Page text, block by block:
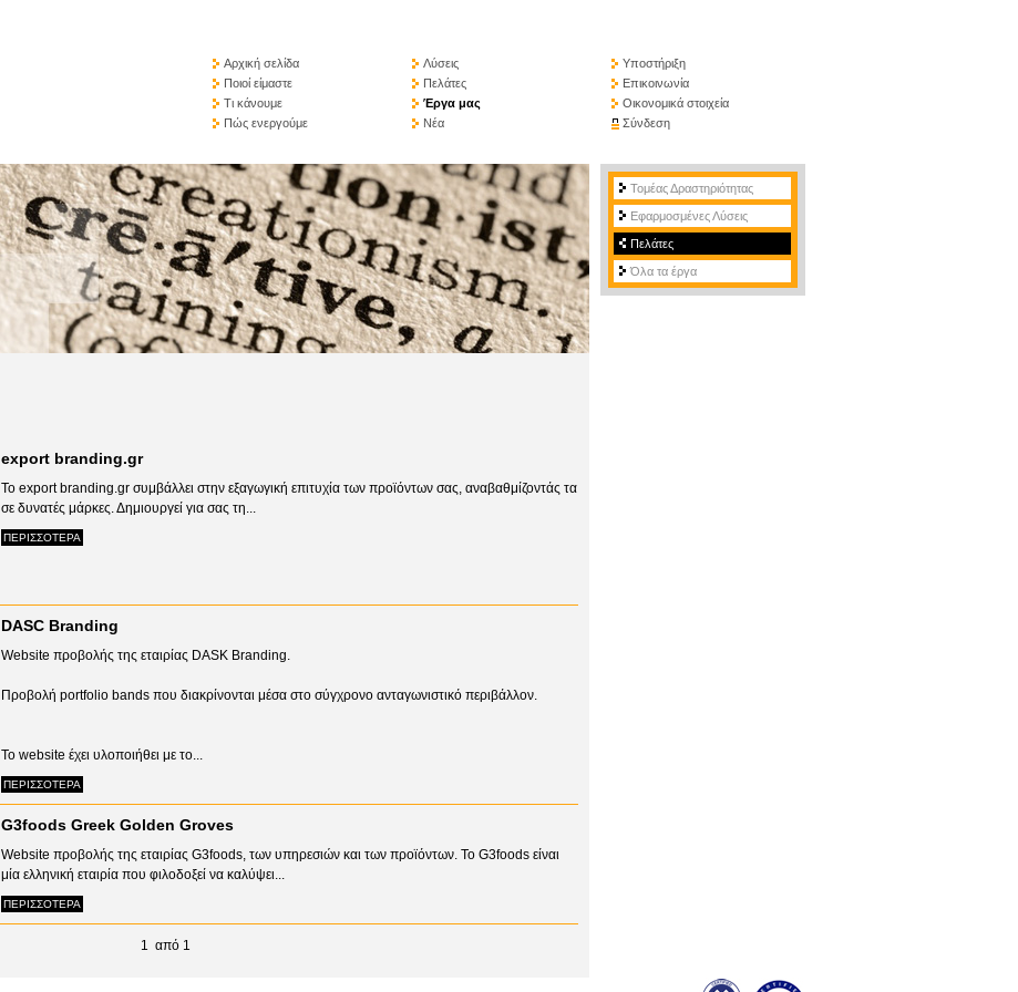
Αρχική σελίδα
Ποιοί είμαστε
Τι κάνουμε
Πώς ενεργούμε
Λύσεις
Πελάτες
Έργα μας
Νέα
Υποστήριξη
Επικοινωνία
Οικονομικά στοιχεία
Σύνδεση
export branding.gr
Το export branding.gr συμβάλλει στην εξαγωγική επιτυχία των προϊόντων σας, αναβαθμίζοντάς τα
σε δυνατές μάρκες. Δημιουργεί για σας τη...
ΠΕΡΙΣΣΟΤΕΡΑ
DASC Branding
Website προβολής της εταιρίας DASK Branding.
Προβολή portfolio bands που διακρίνονται μέσα στο σύγχρονο ανταγωνιστικό περιβάλλον.
To website έχει υλοποιήθει με το...
ΠΕΡΙΣΣΟΤΕΡΑ
G3foods Greek Golden Groves
Website προβολής της εταιρίας G3foods, των υπηρεσιών και των προϊόντων. Το G3foods είναι
μία ελληνική εταιρία που φιλοδοξεί να καλύψει...
ΠΕΡΙΣΣΟΤΕΡΑ
1 από 1
Τομέας Δραστηριότητας
Εφαρμοσμένες Λύσεις
Πελάτες
Όλα τα έργα